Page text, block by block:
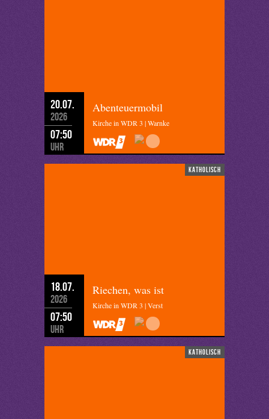
20.07.
2026
07:50
Uhr
Abenteuermobil
Kirche in WDR 3 | Warnke
katholisch
18.07.
2026
07:50
Uhr
Riechen, was ist
Kirche in WDR 3 | Verst
katholisch